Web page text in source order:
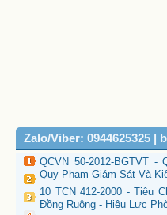
Zalo/Viber: 0944625325 |
QCVN 50-2012-BGTVT -
Quy Phạm Giám Sát Và
10 TCN 412-2000 - Tiêu
Đồng Ruộng - Hiệu Lực